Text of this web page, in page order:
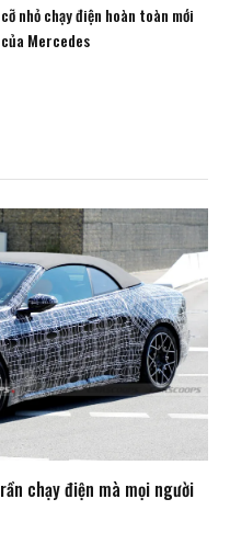
cỡ nhỏ chạy điện hoàn toàn mới
của Mercedes
chạy điện mà mọi người